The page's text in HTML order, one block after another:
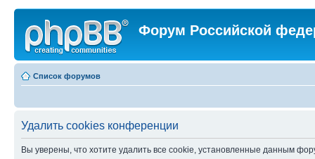
Форум Российской
Список форумов
Удалить cookies конференции
Вы уверены, что хотите удалить все cookie, установленные данным